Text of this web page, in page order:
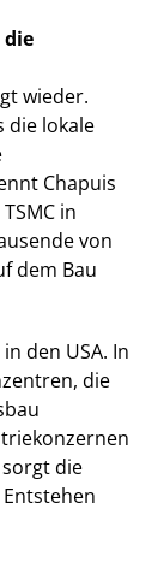
die
wieder.
die lokale
Chapuis
in
von
dem Bau
den USA. In
die
die